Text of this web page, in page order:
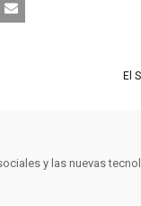
El
y las nuevas